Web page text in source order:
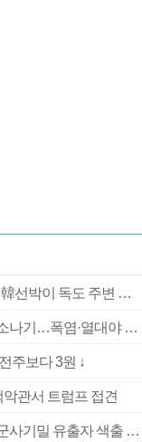
[속보] 여전히 ‘독도는 우리땅’ 외치는 日…韓선박이 독도 주변 해양조사 활동하자 반발
부산 울산 경남 구름 많고 경남 북서내륙 소나기…폭염·열대야 계속
주보다 3원 ↓
악관서 트럼프 접견
‘탄약 부족 사태’ 보도에 격노한 트럼프…군사기밀 유출자 색출 지시